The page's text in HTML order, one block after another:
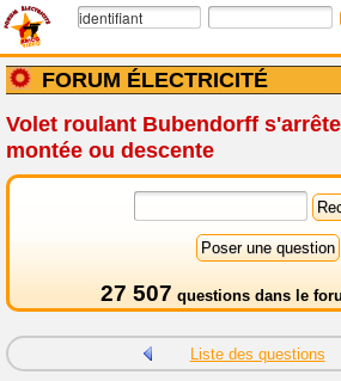
FORUM ÉLECTRICITÉ
Volet roulant Bubendorff
montée ou descente
27 507 questions dans le
Liste des questions